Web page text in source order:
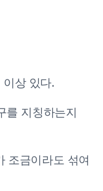
상 있다.
를 지칭하는지
조금이라도 섞여